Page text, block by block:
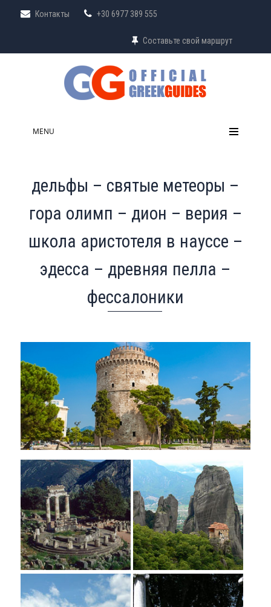
Контакты +30 6977 389 555
Составьте свой маршрут
MENU
дельфы – святые метеоры –
гора олимп – дион – верия –
школа аристотеля в науссе –
эдесса – древняя пелла –
фессалоники